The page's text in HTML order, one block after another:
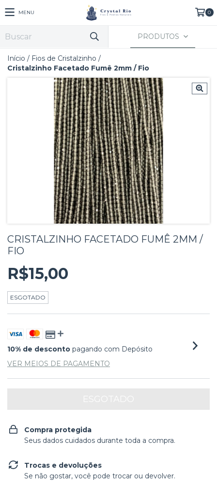
MENU 0
PRODUTOS
Início / Fios de Cristalzinho /
Cristalzinho Facetado Fumê 2mm / Fio
CRISTALZINHO FACETADO FUMÊ 2MM /
FIO
R$15,00
ESGOTADO
10% de desconto pagando com Depósito
VER MEIOS DE PAGAMENTO
Compra protegida
Seus dados cuidados durante toda a compra.
Trocas e devoluções
Se não gostar, você pode trocar ou devolver.